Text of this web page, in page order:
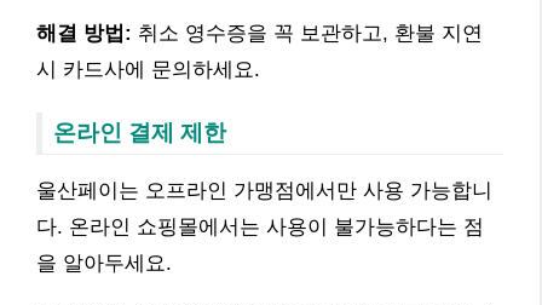
해결 방법: 취소 영수증을 꼭 보관하고, 환불 지연
시 카드사에 문의하세요.
온라인 결제 제한
울산페이는 오프라인 가맹점에서만 사용 가능합니
다. 온라인 쇼핑몰에서는 사용이 불가능하다는 점
을 알아두세요.